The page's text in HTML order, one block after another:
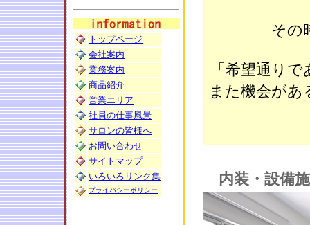
トップページ
会社案内
業務案内
商品紹介
営業エリア
社員の仕事風景
サロンの皆様へ
お問い合わせ
サイトマップ
いろいろリンク集
プライバシーポリシー
その
「希望通り
また機会が
内装・設備